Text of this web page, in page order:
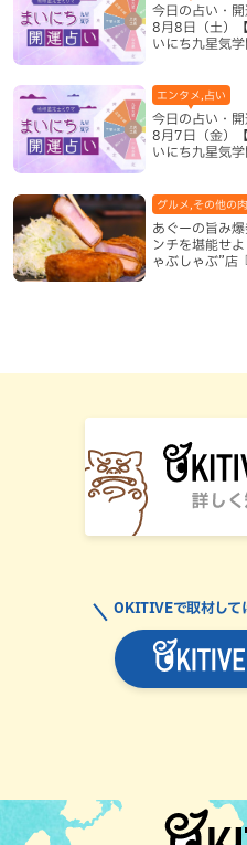
今日の占い・
8月8日（土）
いにち九星気学
今日の占い・
8月7日（金）
いにち九星気学
エンタメ,占い
あぐーの旨み
ンチを堪能せ
ゃぶしゃぶ”店
グルメ,その他の
OKITIVEで取材して